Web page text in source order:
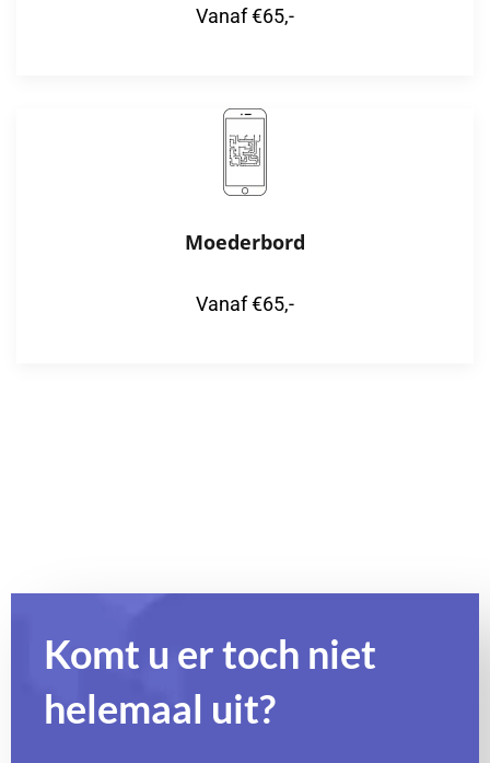
Vanaf €65,-
Moederbord
Vanaf €65,-
Komt u er toch niet
helemaal uit?